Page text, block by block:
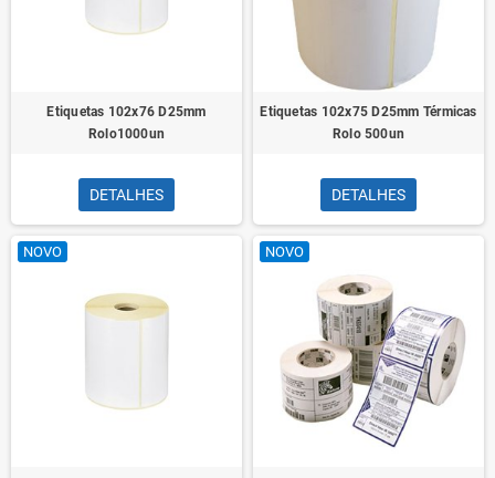
Etiquetas 102x76 D25mm
Rolo1000un
DETALHES
Etiquetas 102x75 D25mm Térmicas
Rolo 500un
DETALHES
NOVO NOVO